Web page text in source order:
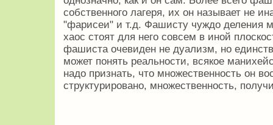
собственного лагеря, их он называет не
"фарисеи" и т.д. Фашисту чуждо деления
хаос стоят для него совсем в иной
фашиста очевиден не дуализм, но
может понять реальности, всякое
надо признать, что множественность он
структурировано, множественность,